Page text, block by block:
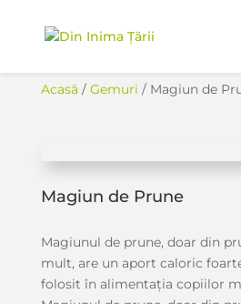
Acasă / Gemuri / Magiun de
Magiun de Prune
Magiunul de prune, doar din
mult, are un aport caloric
folosit în alimentația copiilor